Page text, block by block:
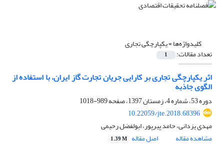
کلیدواژه‌ها =یکپارچگی تجاری
تعداد مقالات: 1
اثر یکپارچگی تجاری بر کارایی جریان تجارت گاز ایران، با استفاده از
الگوی جاذبه
دوره 53، شماره 4، زمستان 1397، صفحه
989-1018
10.22059/jte.2018.68396
مهدی یزدانی، حامد پیرپور، ابولفضل رحیمی
مشاهده مقاله
اصل مقاله 1.39 M